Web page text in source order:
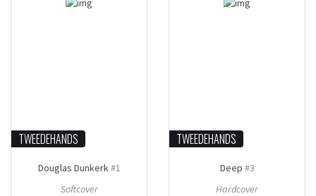
TWEEDEHANDS
Douglas Dunkerk#1
Softcover
TWEEDEHANDS
Deep #3
Hardcover